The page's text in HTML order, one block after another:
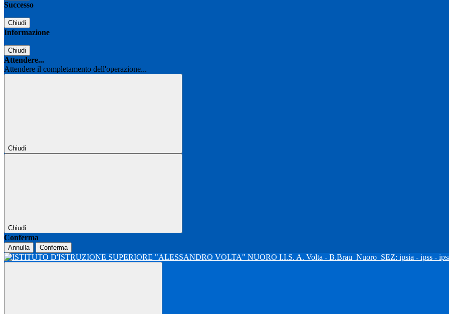
Successo
Chiudi
Informazione
Chiudi
Attendere...
Attendere il completamento dell'operazione...
Chiudi
Chiudi
Conferma
Annulla Conferma
I.I.S. A. Volta - B.Brau Nuoro SEZ: ipsia - ipss -